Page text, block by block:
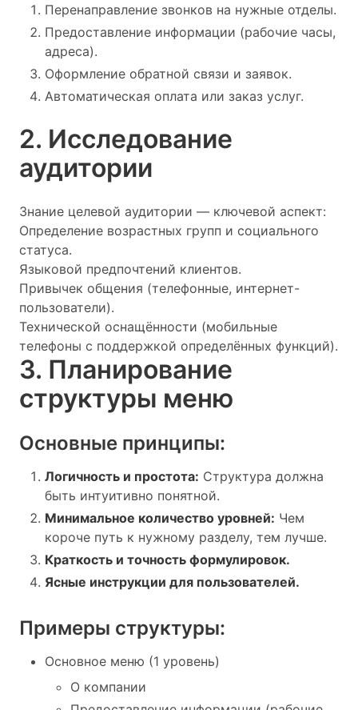
Перенаправление звонков на нужные отделы.
Предоставление информации (рабочие часы,
адреса).
Оформление обратной связи и заявок.
Автоматическая оплата или заказ услуг.
2. Исследование
аудитории
Знание целевой аудитории — ключевой аспект:
Определение возрастных групп и социального
статуса.
Языковой предпочтений клиентов.
Привычек общения (телефонные, интернет-
пользователи).
Технической оснащённости (мобильные
телефоны с поддержкой определённых функций).
3. Планирование
структуры меню
Основные принципы:
Логичность и простота: Структура должна
быть интуитивно понятной.
Минимальное количество уровней: Чем
короче путь к нужному разделу, тем лучше.
Краткость и точность формулировок.
Ясные инструкции для пользователей.
Примеры структуры:
Основное меню (1 уровень)
О компании